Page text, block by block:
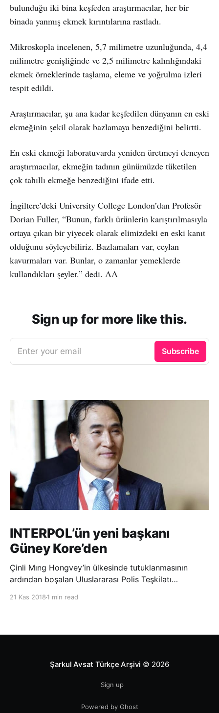
bulunduğu iki bina keşfeden araştırmacılar, her bir
binada yanmış ekmek kırıntılarına rastladı.
Mikroskopla incelenen, 5,7 milimetre uzunluğunda, 4,4
milimetre genişliğinde ve 2,5 milimetre kalınlığındaki
ekmek örneklerinde taşlama, eleme ve yoğrulma izleri
tespit edildi.
Araştırmacılar, şu ana kadar keşfedilen dünyanın en eski
ekmeğinin şekil olarak bazlamaya benzediğini belirtti.
En eski ekmeği laboratuvarda yeniden üretmeyi deneyen
araştırmacılar, ekmeğin tadının günümüzde tüketilen
çok tahıllı ekmeğe benzediğini ifade etti.
İngiltere’deki University College London’dan Profesör
Dorian Fuller, “Bunun, farklı ürünlerin karıştırılmasıyla
ortaya çıkan bir yiyecek olarak elimizdeki en eski kanıt
olduğunu söyleyebiliriz. Bazlamaları var, ceylan
kavurmaları var. Bunlar, o zamanlar yemeklerde
kullandıkları şeyler.” dedi. AA
Sign up for more like this.
Enter your email Subscribe
INTERPOL’ün yeni başkanı
Güney Kore’den
Çinli Mıng Hongvey’in ülkesinde tutuklanmasının
ardından boşalan Uluslararası Polis Teşkilatı
21 Kas 2018 1 min read
Şarkul Avsat Türkçe Arşivi © 2026
Sign up
Powered by Ghost